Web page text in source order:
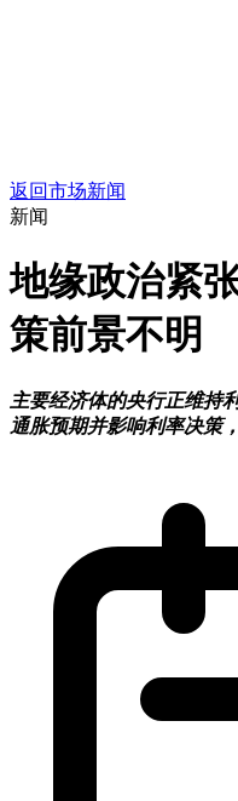
返回市场新闻
新闻
地缘政治紧
策前景不明
主要经济体的央行正维持
通胀预期并影响利率决策